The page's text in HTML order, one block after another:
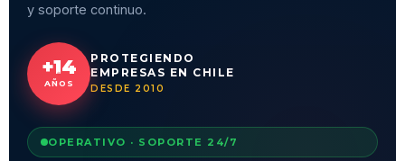
y soporte continuo.
+14
AÑOS
PROTEGIENDO
EMPRESAS EN CHILE
DESDE 2010
OPERATIVO · SOPORTE 24/7